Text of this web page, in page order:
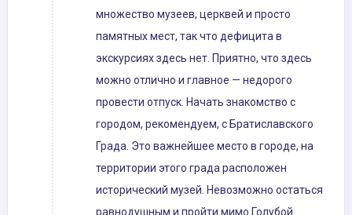
множество музеев, церквей и просто
памятных мест, так что дефицита в
экскурсиях здесь нет. Приятно, что здесь
можно отлично и главное — недорого
провести отпуск. Начать знакомство с
городом, рекомендуем, с Братиславского
Града. Это важнейшее место в городе, на
территории этого града расположен
исторический музей. Невозможно остаться
равнодушным и пройти мимо Голубой